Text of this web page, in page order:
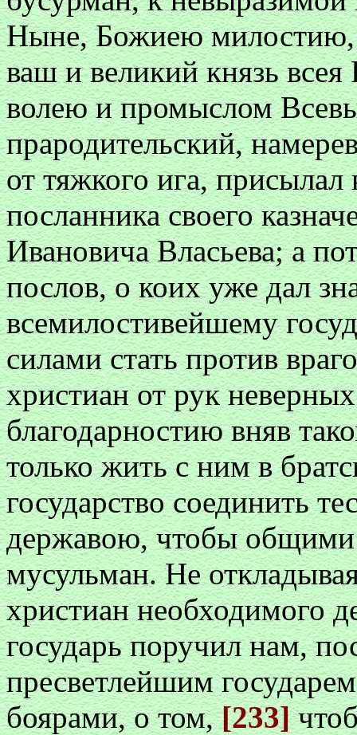
Ныне, Божиею милостию,
ваш и великий князь
волею и промыслом
прародительский,
от тяжкого ига, присылал
посланника своего
Ивановича Власьева; а
послов, о коих уже дал
всемилостивейшему
силами стать против
христиан от рук
благодарностию вняв
только жить с ним в
государство соединить
державою, чтобы общими
мусульман. Не
христиан необходимого
государь поручил нам,
пресветлейшим
боярами, о том,[233]